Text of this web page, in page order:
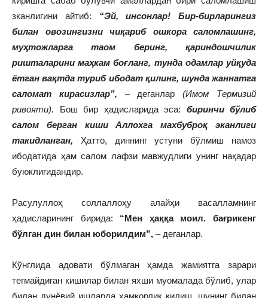
зканлигини айтиб: “Эй, инсонлар! Бир-бирларингиз
билан овозингизни чиқариб ошкора саломлашинг,
муҳтожларга таом беринг, қариндошчилик
ришталарини маҳкам боғланг, тунда одамлар уйқуда
ётган вақтда туриб ибодат қилинг, шунда жаннатга
саломат кирасизлар”, – деганлар(Имом Термизий
ривояти). Бош бир ҳадисларида эса: биринчи бўлиб
салом берган киши Аллохга махбуброқ эканлиги
такидланган, Ҳатто, диннинг устуни бўлмиш намоз
ибодатида ҳам салом лафзи мавжудлиги унинг нақадар
буюклигидандир.
Расулуллоҳ соллаллоҳу алайҳи васалламнинг
ҳадисларининг бирида: “Мен ҳаққа моил. бағрикенг
бўлган дин билан юборилдим”, – деганлар.
Кўнглида адовати бўлмаган ҳамда жамиятга зарари
тегмайдиган кишилар билан яхши муомалада бўлиб, улар